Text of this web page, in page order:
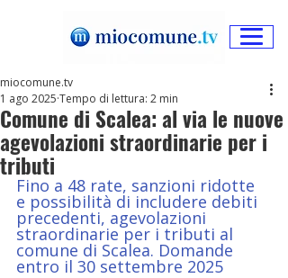
Comune di Scalea: al via le nuove
agevolazioni straordinarie per i
tributi
miocomune.tv
1 ago 2025 Tempo di lettura: 2 min
Fino a 48 rate, sanzioni ridotte
e possibilità di includere debiti
precedenti, agevolazioni
straordinarie per i tributi al
comune di Scalea. Domande
entro il 30 settembre 2025